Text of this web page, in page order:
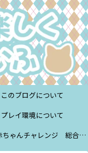
このブログについて
プレイ環境について
100人赤ちゃんチャレンジ 総合案内